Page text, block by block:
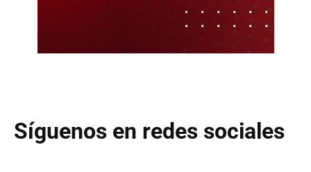
Síguenos en redes sociales